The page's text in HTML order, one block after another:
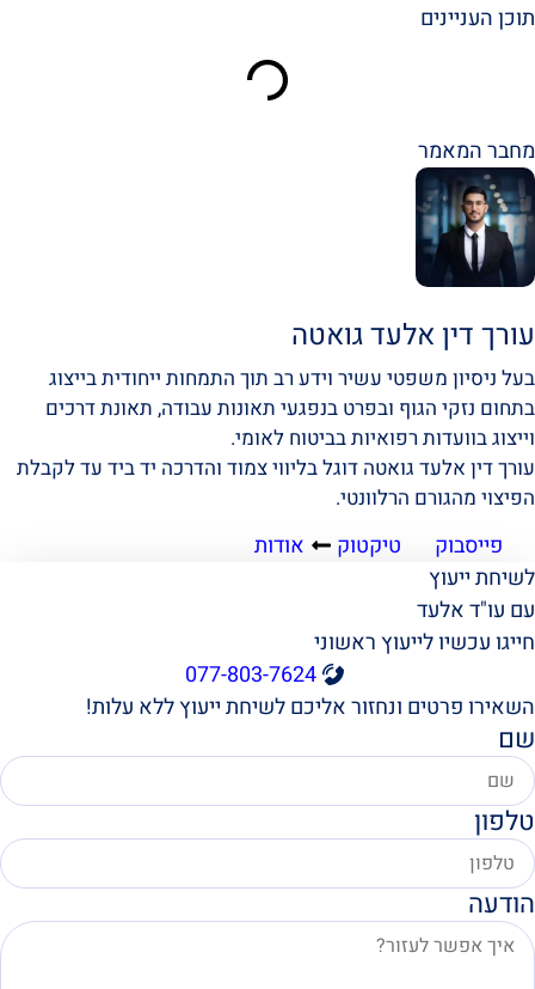
תוכן העניינים
מחבר המאמר
עורך דין אלעד גואטה
בעל ניסיון משפטי עשיר וידע רב תוך התמחות ייחודית בייצוג
בתחום נזקי הגוף ובפרט בנפגעי תאונות עבודה, תאונת דרכים
וייצוג בוועדות רפואיות בביטוח לאומי.
עורך דין אלעד גואטה דוגל בליווי צמוד והדרכה יד ביד עד לקבלת
הפיצוי מהגורם הרלוונטי.
פייסבוק טיקטוק
אודות
לשיחת ייעוץ
עם עו"ד אלעד
חייגו עכשיו לייעוץ ראשוני
077-803-7624
השאירו פרטים ונחזור אליכם לשיחת ייעוץ ללא עלות!
שם
טלפון
הודעה